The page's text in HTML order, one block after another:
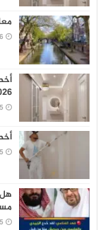
2026 – دليل شامل